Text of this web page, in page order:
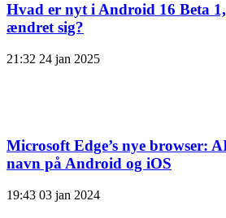
Hvad er nyt i Android 16 Beta
ændret sig?
21:32 24 jan 2025
Microsoft Edge’s nye browser:
navn på Android og iOS
19:43 03 jan 2024